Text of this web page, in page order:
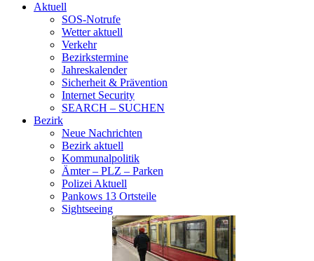
Aktuell
SOS-Notrufe
Wetter aktuell
Verkehr
Bezirkstermine
Jahreskalender
Sicherheit & Prävention
Internet Security
SEARCH – SUCHEN
Bezirk
Neue Nachrichten
Bezirk aktuell
Kommunalpolitik
Ämter – PLZ – Parken
Polizei Aktuell
Pankows 13 Ortsteile
Sightseeing